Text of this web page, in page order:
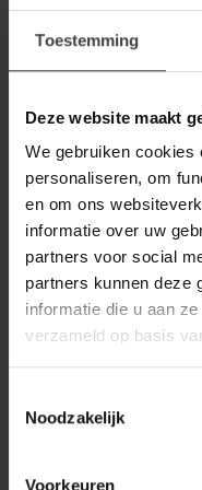
Toestemming
Deze website maakt
We gebruiken cookies
personaliseren, om
en om ons
informatie over uw
partners voor social
partners kunnen deze
informatie die u aan
verzameld op basis
Noodzakelijk
Voorkeuren
RICHMOND
Richmond
WOOOD
Woood
verstelbare
RICHMOND
Richmond
straight
RICHMOND
Richmond